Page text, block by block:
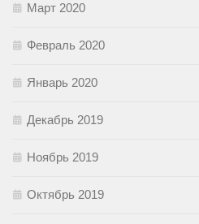
Март 2020
Февраль 2020
Январь 2020
Декабрь 2019
Ноябрь 2019
Октябрь 2019